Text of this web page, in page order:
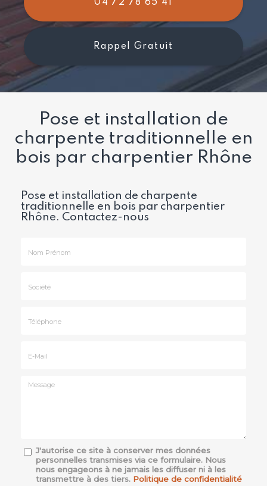
04 72 78 65 41
Rappel Gratuit
Pose et installation de
charpente traditionnelle en
bois par charpentier Rhône
Pose et installation de charpente
traditionnelle en bois par charpentier
Rhône. Contactez-nous
Message
J'autorise ce site à conserver mes données
personnelles transmises via ce formulaire. Nous
nous engageons à ne jamais les diffuser ni à les
transmettre à des tiers. Politique de confidentialité